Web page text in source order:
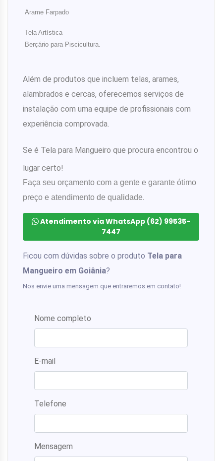
Arame Farpado
Tela Artística
Berçário para Piscicultura.
Além de produtos que incluem telas, arames,
alambrados e cercas, oferecemos serviços de
instalação com uma equipe de profissionais com
experiência comprovada.
Se é Tela para Mangueiro que procura encontrou o
lugar certo!
Faça seu orçamento com a gente e garante ótimo
preço e atendimento de qualidade.
Atendimento via WhatsApp (62) 99535-
7447
Ficou com dúvidas sobre o produto Tela para
Mangueiro em Goiânia?
Nos envie uma mensagem que entraremos em contato!
Nome completo
E-mail
Telefone
Mensagem